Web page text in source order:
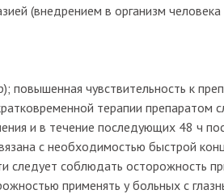
(внедрением в организм
повышенная чувствительность к
терапии препаратом
и в течение последующих 48 ч
с необходимостью быстрой
следует соблюдать осторожность
применять у больных с